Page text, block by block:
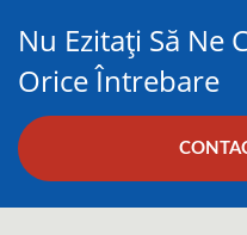
Nu Ezitați Să Ne
Orice Întrebare